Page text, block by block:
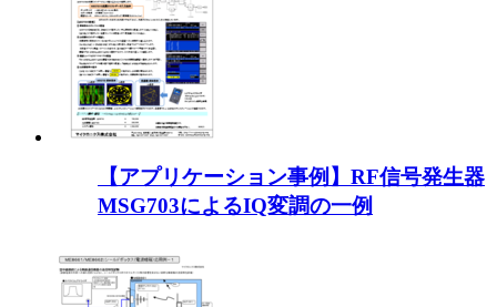
【アプリケーション事例】RF信号発生器
MSG703によるIQ変調の一例